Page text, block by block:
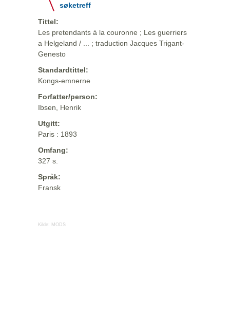
søketreff
Tittel:
Les pretendants à la couronne ; Les guerriers
a Helgeland / ... ; traduction Jacques Trigant-
Genesto
Standardtittel:
Kongs-emnerne
Forfatter/person:
Ibsen, Henrik
Utgitt:
Paris : 1893
Omfang:
327 s.
Språk:
Fransk
Kilde: MODS